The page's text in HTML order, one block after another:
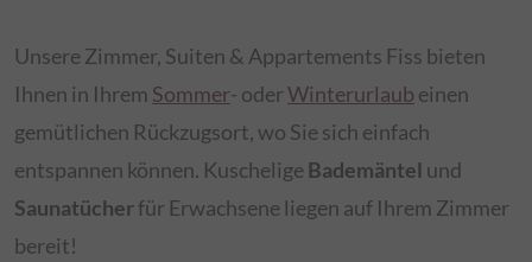
Unsere Zimmer, Suiten & Appartements Fiss bieten
Ihnen in Ihrem Sommer- oderWinterurlaub einen
gemütlichen Rückzugsort, wo Sie sich einfach
entspannen können. KuscheligeBademäntel und
Saunatücherfür Erwachsene liegen auf Ihrem Zimmer
bereit!